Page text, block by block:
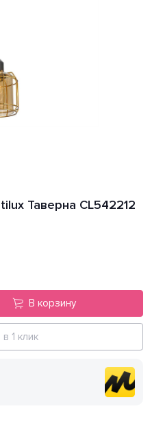
Таверна CL542212
В корзину
в 1 клик